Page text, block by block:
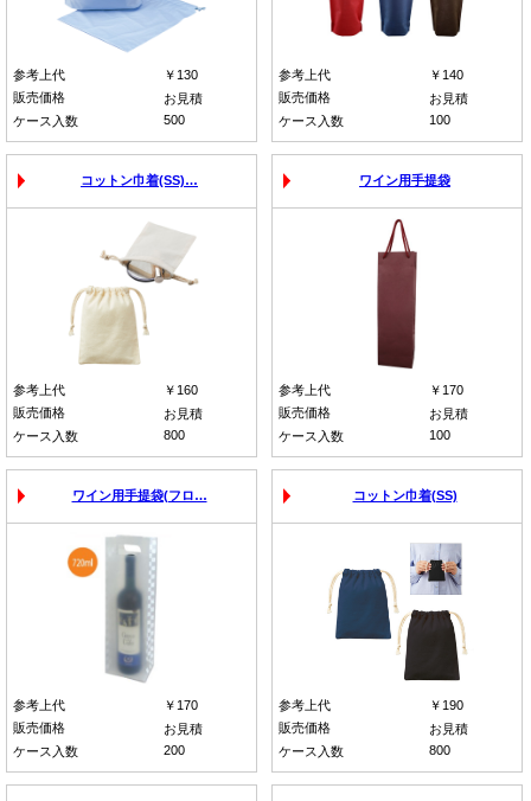
参考上代
￥130
販売価格
お見積
ケース入数
500
参考上代
￥140
販売価格
お見積
ケース入数
100
コットン巾着(SS)…
参考上代
￥160
販売価格
お見積
ケース入数
800
ワイン用手提袋
参考上代
￥170
販売価格
お見積
ケース入数
100
ワイン用手提袋(フロ…
参考上代
￥170
販売価格
お見積
ケース入数
200
コットン巾着(SS)
参考上代
￥190
販売価格
お見積
ケース入数
800